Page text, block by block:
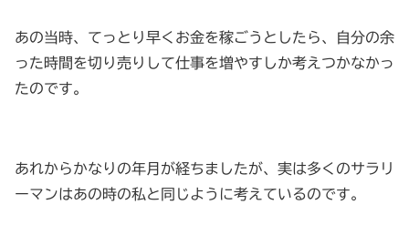
あの当時、てっとり早くお金を稼ごうとしたら、自分の余
った時間を切り売りして仕事を増やすしか考えつかなかっ
たのです。
あれからかなりの年月が経ちましたが、実は多くのサラリ
ーマンはあの時の私と同じように考えているのです。